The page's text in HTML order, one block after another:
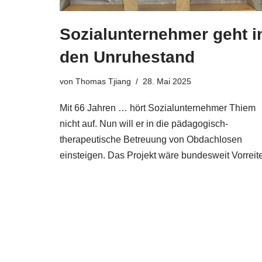
Sozialunternehmer geht
den Unruhestand
von Thomas Tjiang 28. Mai 2025
Mit 66 Jahren … hört Sozialunternehmer Thiem
nicht auf. Nun will er in die pädagogisch-
therapeutische Betreuung von Obdachlosen
einsteigen. Das Projekt wäre bundesweit